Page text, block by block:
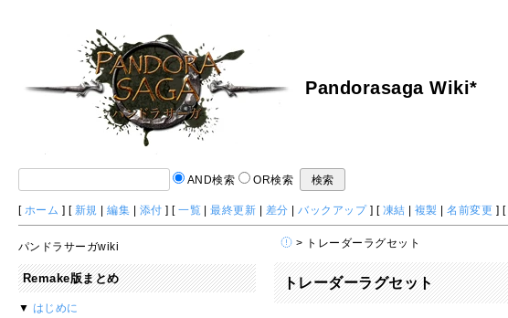
Pandorasaga Wiki*
AND検索 OR検索
[ ホーム ] [ 新規 |編集 添付 ] [一覧 |最終更新 差分 |バックアップ] [ 凍結 複製 |名前変更 ] [
> トレーダーラグセット
トレーダーラグセット
パンドラサーガwiki
Remake版まとめ
▼ はじめに